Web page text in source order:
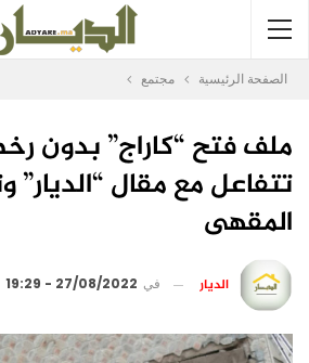
الصفحة الرئيسية مجتمع
ملف فتح “كاراج” بدون
تتفاعل مع مقال “الديار”
المقهى
الديار في 27/08/2022 - 19:29